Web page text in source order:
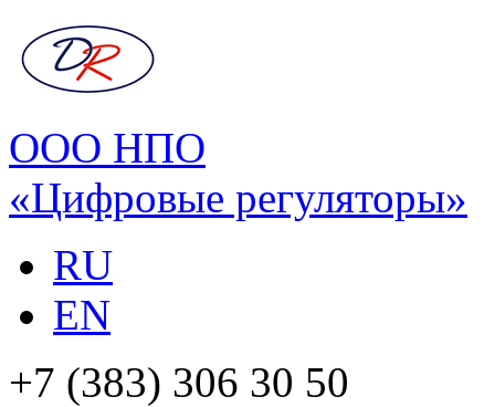
ООО НПО
«Цифровые регуляторы»
RU
EN
+7 (383) 306 30 50